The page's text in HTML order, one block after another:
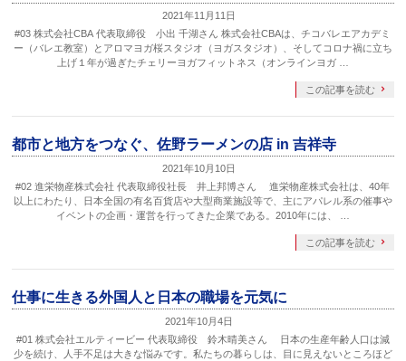
2021年11月11日
#03 株式会社CBA 代表取締役 小出 千湖さん 株式会社CBAは、チコバレエアカデミ
ー（バレエ教室）とアロマヨガ桜スタジオ（ヨガスタジオ）、そしてコロナ禍に立ち
上げ１年が過ぎたチェリーヨガフィットネス（オンラインヨガ …
この記事を読む
都市と地方をつなぐ、佐野ラーメンの店 in 吉祥寺
2021年10月10日
#02 進栄物産株式会社 代表取締役社長 井上邦博さん 進栄物産株式会社は、40年
以上にわたり、日本全国の有名百貨店や大型商業施設等で、主にアパレル系の催事や
イベントの企画・運営を行ってきた企業である。2010年には、 …
この記事を読む
仕事に生きる外国人と日本の職場を元気に
2021年10月4日
#01 株式会社エルティービー 代表取締役 鈴木晴美さん 日本の生産年齢人口は減
少を続け、人手不足は大きな悩みです。私たちの暮らしは、目に見えないところほど